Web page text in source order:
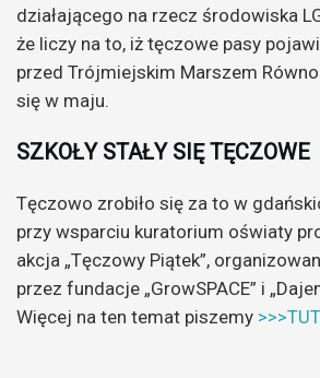
działającego na rzecz środowiska
że liczy na to, iż tęczowe pasy
przed Trójmiejskim Marszem
się w maju.
SZKOŁY STAŁY SIĘ TĘCZOWE
Tęczowo zrobiło się za to w
przy wsparciu kuratorium oświaty
akcja „Tęczowy Piątek”,
przez fundacje „GrowSPACE” i
Więcej na ten temat piszemy